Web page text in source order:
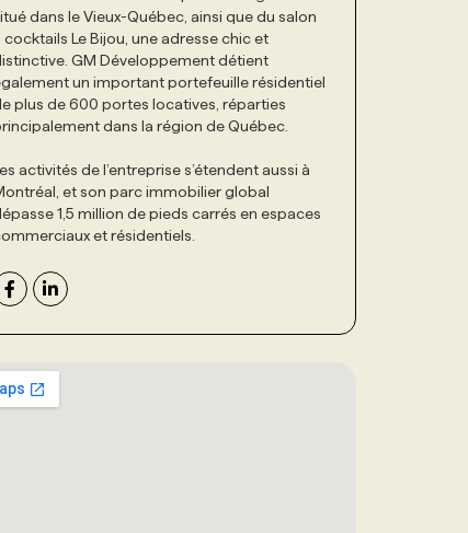
dans le Vieux-Québec, ainsi que du salon
cocktails Le Bijou, une adresse chic et
GM Développement détient
un important portefeuille résidentiel
plus de 600 portes locatives, réparties
dans la région de Québec.
activités de l’entreprise s’étendent aussi à
et son parc immobilier global
1,5 million de pieds carrés en espaces
et résidentiels.